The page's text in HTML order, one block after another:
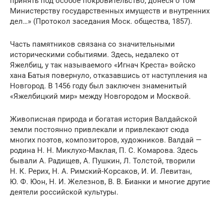
Министерству государственных имуществ и внутренних
дел…» (Протокол заседания Моск. общества, 1857).
Часть памятников связана со значительными
историческими событиями. Здесь, недалеко от
Яжелбиц, у так называемого «Игнач Креста» войско
хана Батыя повернуло, отказавшись от наступления на
Новгород. В 1456 году был заключен знаменитый
«Яжелбицкий мир» между Новгородом и Москвой.
Живописная природа и богатая история Валдайской
земли постоянно привлекали и привлекают сюда
многих поэтов, композиторов, художников. Валдай —
родина Н. Н. Миклухо-Маклая, П. С. Комарова. Здесь
бывали А. Радищев, А. Пушкин, Л. Толстой, творили
Н. К. Рерих, Н. А. Римский-Корсаков, И. И. Левитан,
Ю. Ф. Юон, Н. И. Железнов, В. В. Бианки и многие другие
деятели российской культуры.